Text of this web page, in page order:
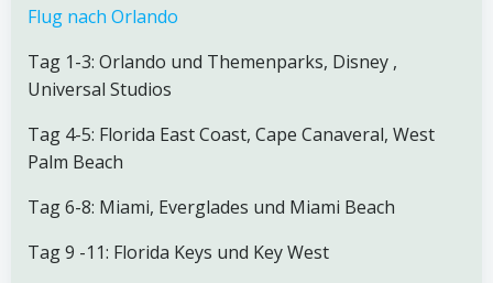
Flug nach Orlando
Tag 1-3: Orlando und Themenparks, Disney ,
Universal Studios
Tag 4-5: Florida East Coast, Cape Canaveral, West
Palm Beach
Tag 6-8: Miami, Everglades und Miami Beach
Tag 9 -11: Florida Keys und Key West